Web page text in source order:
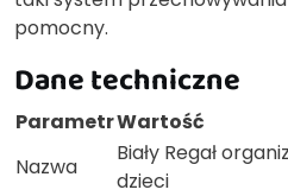
pomocny.
Dane techniczne
ParametrWartość
Nazwa
Biały Regał
dzieci